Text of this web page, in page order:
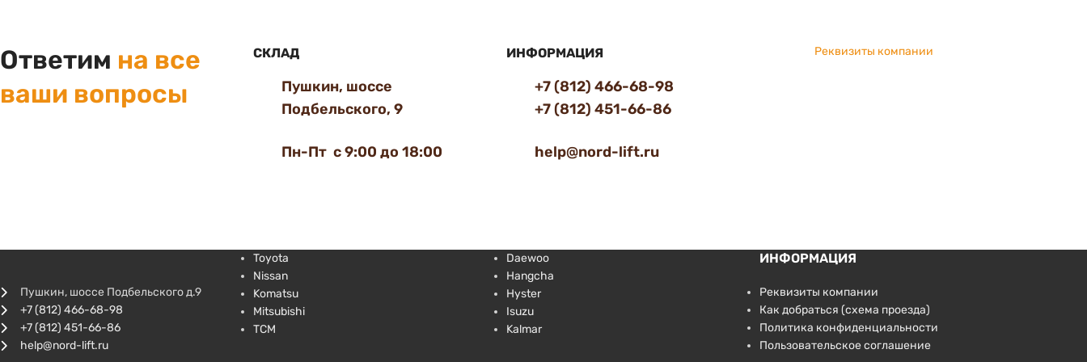
Ответим на все
ваши вопросы
СКЛАД
Пушкин, шоссе
Подбельского, 9
Пн-Пт с 9:00 до 18:00
ИНФОРМАЦИЯ
+7 (812) 466-68-98
+7 (812) 451-66-86
help@nord-lift.ru
Реквизиты компании
Пушкин, шоссе Подбельского д.9
+7 (812) 466-68-98
+7 (812) 451-66-86
help@nord-lift.ru
Toyota
Nissan
Komatsu
Mitsubishi
TCM
Daewoo
Hangcha
Hyster
Isuzu
Kalmar
ИНФОРМАЦИЯ
Реквизиты компании
Как добраться (схема проезда)
Политика конфиденциальности
Пользовательское соглашение